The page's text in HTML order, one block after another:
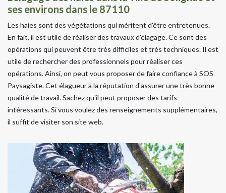
ses environs dans le 87110
Les haies sont des végétations qui méritent d'être entretenues.
En fait, il est utile de réaliser des travaux d'élagage. Ce sont des
opérations qui peuvent être très difficiles et très techniques. Il est
utile de rechercher des professionnels pour réaliser ces
opérations. Ainsi, on peut vous proposer de faire confiance à SOS
Paysagiste. Cet élagueur a la réputation d'assurer une très bonne
qualité de travail. Sachez qu'il peut proposer des tarifs
intéressants. Si vous voulez des renseignements supplémentaires,
il suffit de visiter son site web.